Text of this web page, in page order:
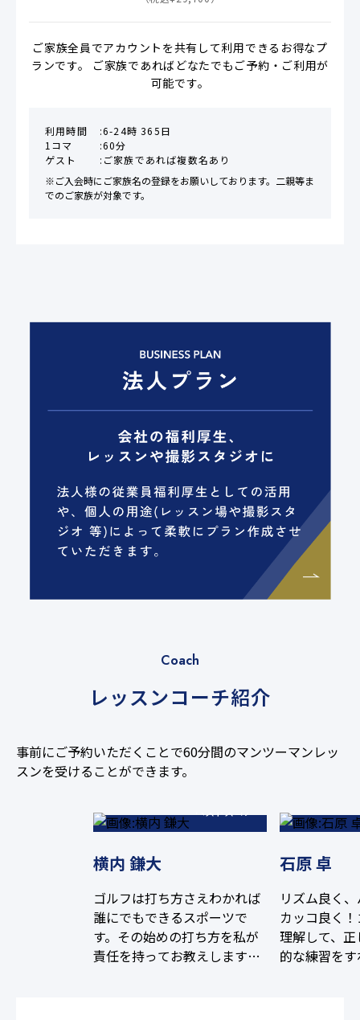
ご家族全員でアカウントを共有して利用できるお得なプ
ランです。 ご家族であればどなたでもご予約・ご利用が
可能です。
利用時間
6-24時 365日
1コマ
60分
ゲスト
ご家族であれば複数名あり
※ご入会時にご家族名の登録をお願いしております。二親等ま
でのご家族が対象です。
Coach
レッスンコーチ紹介
事前にご予約いただくことで60分間のマンツーマンレッ
スンを受けることができます。
横内 鎌大
ゴルフは打ち方さえわかれば
誰にでもできるスポーツで
す。その始めの打ち方を私が
責任を持ってお教えします！
石原 卓
リズム良く
カッコ良く
理解して、
的な練習を